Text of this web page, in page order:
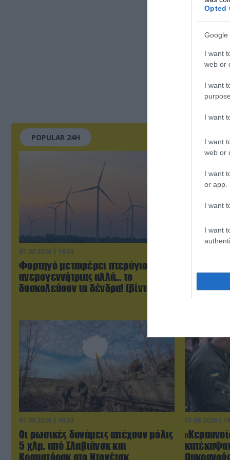
Opted
Google
I want
web or
I want
I want
I want
web or
I want
or app.
I want
I want
POPULAR 24H
07.08.2026 | 16:02
Φορτηγό μεταφέρει πτερύγιο
ανεμογεννήτριας αλλά… το
δυσκολεύουν τα δένδρα! (βίντεο)
την
έφτασαν
07.08.2026 | 08:02
Οι ρωσικές δυνάμεις απέχουν μόλις
5 χλμ. από Σλαβιάνσκ και
Κραματόρσκ στο Ντονέτσκ
07.08.2026 |